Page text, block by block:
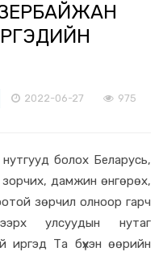
2022-06-27 975
болох Беларусь,
зорчих, дамжин өнгөрөх,
зөрчил олноор гарч
улсуудын нутаг
иргэд Та бүхэн өөрийн